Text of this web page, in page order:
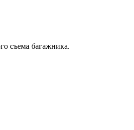
съема багажника.